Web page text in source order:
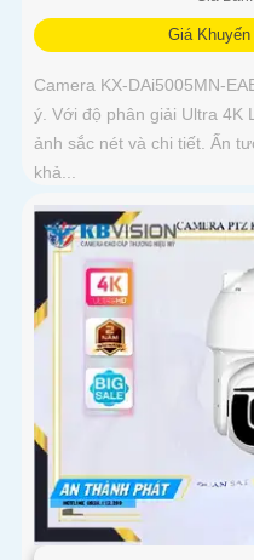
Giá
Camera KX-DAi5005MN-
ý. Với độ phân giải Ultra 4K
ảnh sắc nét và chi tiết. Ấn
khả...